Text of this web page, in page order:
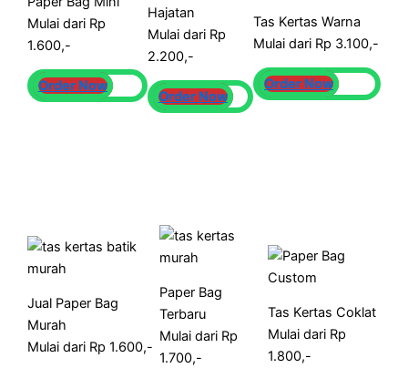
Mulai dari Rp
1.600,-
Order Now
Hajatan
Mulai dari Rp
2.200,-
Order Now
Tas Kertas Warna
Mulai dari Rp 3.100,-
Order Now
Jual Paper Bag
Murah
Mulai dari Rp 1.600,-
Paper Bag
Terbaru
Mulai dari Rp
1.700,-
Tas Kertas Coklat
Mulai dari Rp
1.800,-